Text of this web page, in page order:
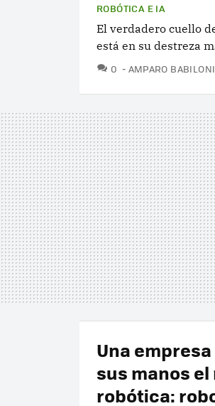
ROBÓTICA E IA
El verdadero cuello
está en su destreza
0 COMENTARIOS
AMPARO BABILONI
Una
sus manos
robótica: